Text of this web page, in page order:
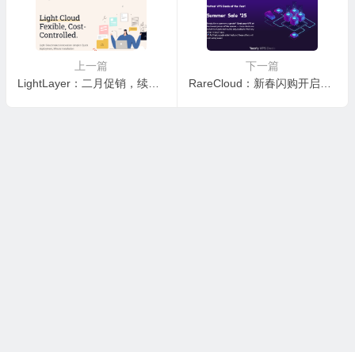
上一篇
LightLayer：二月促销，续费95折、买五赠一、买十赠二，续费均同价
下一篇